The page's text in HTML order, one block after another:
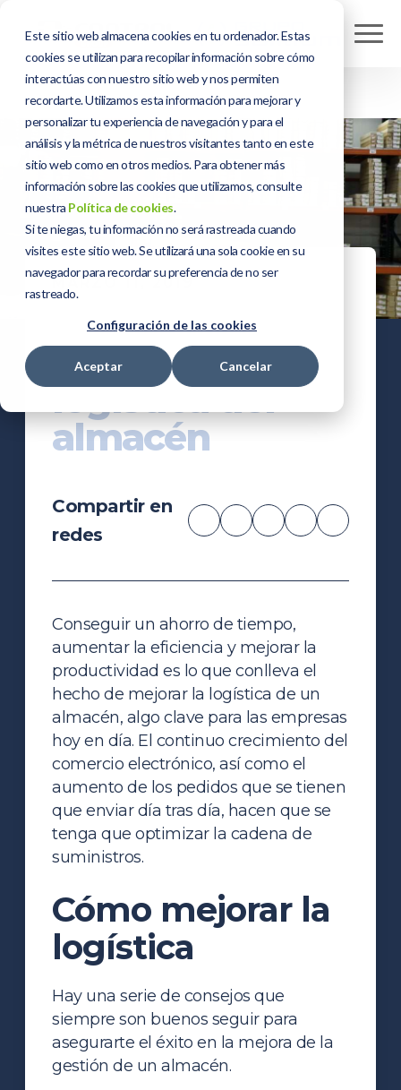
Este sitio web almacena cookies en tu ordenador. Estas
cookies se utilizan para recopilar información sobre cómo
interactúas con nuestro sitio web y nos permiten
recordarte. Utilizamos esta información para mejorar y
personalizar tu experiencia de navegación y para el
análisis y la métrica de nuestros visitantes tanto en este
sitio web como en otros medios. Para obtener más
información sobre las cookies que utilizamos, consulte
nuestra Política de cookies.
Si te niegas, tu información no será rastreada cuando
visites este sitio web. Se utilizará una sola cookie en su
navegador para recordar su preferencia de no ser
rastreado.
Configuración de las cookies
Aceptar Cancelar
MARZO 11, 2019
Consejos para
mejorar la
logística del
almacén
Compartir en
redes
Conseguir un ahorro de tiempo,
aumentar la eficiencia y mejorar la
productividad es lo que conlleva el
hecho de mejorar la logística de un
almacén, algo clave para las empresas
hoy en día. El continuo crecimiento del
comercio electrónico, así como el
aumento de los pedidos que se tienen
que enviar día tras día, hacen que se
tenga que optimizar la cadena de
suministros.
Cómo mejorar la
logística
Hay una serie de consejos que
siempre son buenos seguir para
asegurarte el éxito en la mejora de la
gestión de un almacén.